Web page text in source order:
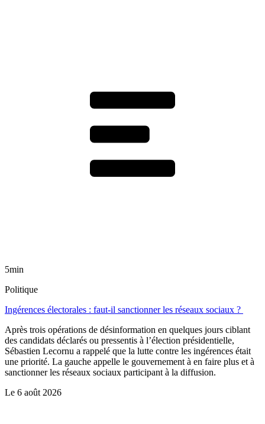
5min
Politique
Ingérences électorales : faut-il sanctionner les réseaux sociaux ?
Après trois opérations de désinformation en quelques jours ciblant
des candidats déclarés ou pressentis à l’élection présidentielle,
Sébastien Lecornu a rappelé que la lutte contre les ingérences était
une priorité. La gauche appelle le gouvernement à en faire plus et à
sanctionner les réseaux sociaux participant à la diffusion.
Le 6 août 2026